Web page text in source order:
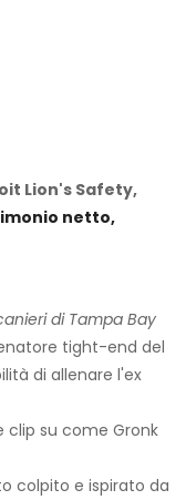
Lion's Safety,
netto,
di Tampa Bay
tight-end del
di allenare l'ex
clip su come Gronk
colpito e ispirato da